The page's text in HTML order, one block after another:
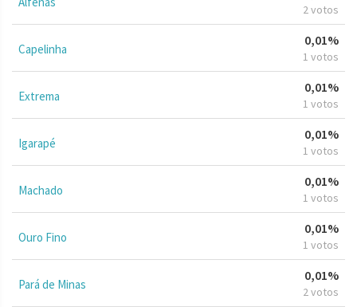
2 votos
Capelinha
0,01%
1 votos
Extrema
0,01%
1 votos
Igarapé
0,01%
1 votos
Machado
0,01%
1 votos
Ouro Fino
0,01%
1 votos
Pará de Minas
0,01%
2 votos